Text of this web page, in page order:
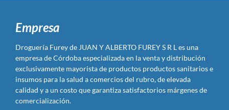
Empresa
Droguería Furey de JUAN Y ALBERTO FUREY S R L es una
empresa de Córdoba especializada en la venta y distribución
exclusivamente mayorista de productos productos sanitarios e
insumos para la salud a comercios del rubro, de elevada
calidad y a un costo que garantiza satisfactorios márgenes de
comercialización.